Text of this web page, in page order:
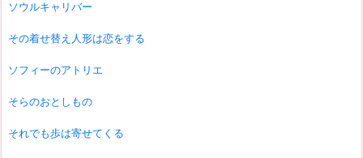
ソウルキャリバー
その着せ替え人形は恋をする
ソフィーのアトリエ
そらのおとしもの
それでも歩は寄せてくる